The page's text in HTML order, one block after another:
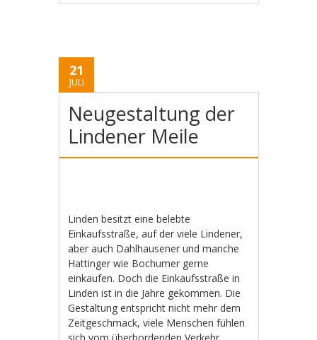
21
JULI
Neugestaltung der
Lindener Meile
Linden besitzt eine belebte
Einkaufsstraße, auf der viele Lindener,
aber auch Dahlhausener und manche
Hattinger wie Bochumer gerne
einkaufen. Doch die Einkaufsstraße in
Linden ist in die Jahre gekommen. Die
Gestaltung entspricht nicht mehr dem
Zeitgeschmack, viele Menschen fühlen
sich vom überbordenden Verkehr